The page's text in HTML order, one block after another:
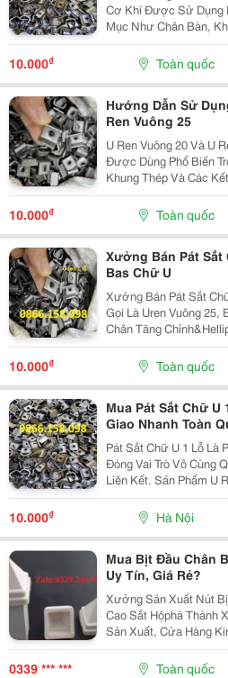
Cơ Khí Được Sử Dụng
Mục Như Chân Bàn,
Chọn Đúng Loại Pát
Lợi Ích Thiết Thực
10.000₫ Toàn quốc
Hướng Dẫn Sử
Ren Vuông 25
U Ren Vuông 20 Và U
Được Dùng Phổ Biến
Khung Thép Và Các
Nhờ Thiết Kế Dạng
Giúp Việc Lắp Đặt Trở
10.000₫ Toàn quốc
Xưởng Bán Pát Sắt
Bas Chữ U
Xưởng Bán Pát Sắt
Gọi Là Uren Vuông 25,
Chân Tăng
Xưởng Cơ Khí, Đơn Vị
Tưởng Lựa Chọn. Pát Sắt Chữ U 1 Lỗ Vuông 25Mm Là
10.000₫ Toàn quốc
Mua Pát Sắt Chữ
Giao Nhanh Toàn
Pát Sắt Chữ U 1 Lỗ Là
Đóng Vai Trò Vô Cùng
Liên Kết. Sản Phẩm U
Được Sử Dụng Phổ
Khung Kệ Nhiều
10.000₫ Hà Nội
Mua Bịt Đầu Chân
Uy Tín, Giá Rẻ?
Xưởng Sản Xuất Nút
Cao Sắt Hộphà Thành
Sản Xuất, Cửa Hàng
Toàn Quốc. Bên Em Có Sẵn Hàng Các Mẫu Chân Tăng
Chỉnh Chiều Cao Đủ
0339 *** *** Toàn quốc